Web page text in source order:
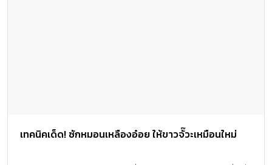
เทคนิคเด็ด! ซักหมอนเหลืองอ๋อย ให้ขาวจั๊วะเหมือนใหม่